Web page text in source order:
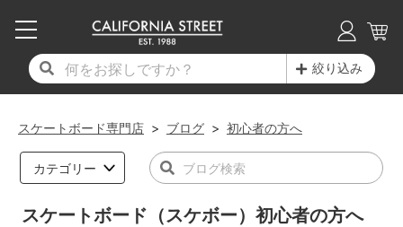
絞り込み
スケートボード専門店 > ブログ > 初心者の方へ
カテゴリー
スケートボード（スケボー）初心者の方へ
17時までのご注文は当日発送！
11,000円以上で送料無料！
コンプリートセット（完成品）
デッキ
17時までのご注文は当日発送！
11,000円以上で送料無料！
デッキ新着一覧
デッキブランド一覧（全てのデッキ）
子供用デッキ
7.2inch
7.3inch
17時までのご注文は当日発送！
11,000円以上で送料無料！
トラック新着一覧
トラックブランド一覧（全てのトラック）
7.0inch以下
7.3inch
7.5inch
17時までのご注文は当日発送！
11,000円以上で送料無料！
ウィール新着一覧
ウィールブランド一覧（全てのウィール）
50mm
52mm
53mm
17時までのご注文は当日発送！
11,000円以上で送料無料！
シューズ新着一覧
シューズブランド一覧
20cm
22cm
22.5cm
17時までのご注文は当日発送！
11,000円以上で送料無料！
Tシャツ
ロングスリーブTシャツ
17時までのご注文は当日発送！
11,000円以上で送料無料！
最新ブログ一覧
カテゴリー
17時までのご注文は当日発送！
11,000円以上で送料無料！
初心者の方へ
商品情報
17時までのご注文は当日発送！
11,000円以上で送料無料！
店舗情報
ショップライダー紹介